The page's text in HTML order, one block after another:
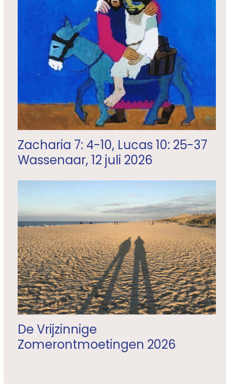
Zacharia 7: 4-10, Lucas 10: 25-37
Wassenaar, 12 juli 2026
De Vrijzinnige
Zomerontmoetingen 2026